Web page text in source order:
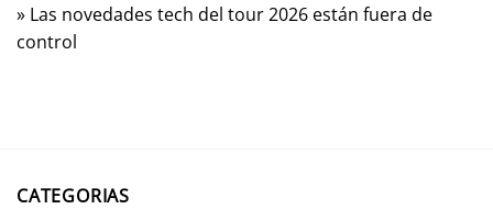
» Las novedades tech del tour 2026 están fuera de
control
CATEGORIAS